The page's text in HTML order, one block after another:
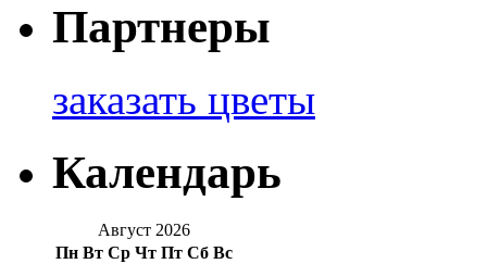
Партнеры
заказать цветы
Календарь
Август 2026
Пн Вт Ср Чт Пт Сб Вс